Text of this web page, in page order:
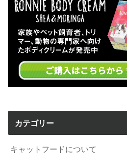
カテゴリー
キャットフードについて